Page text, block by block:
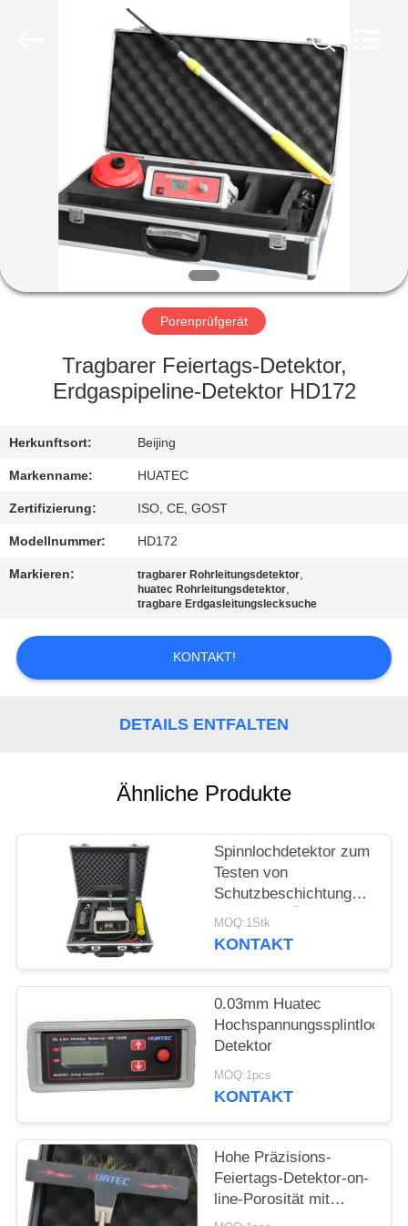
PRODUKTE
ÜBER
FABRIK-
QUALITÄTSKONTROLLE
TRETEN
SIE
MIT
UNS
IN
VERBINDUNG
FORDERN
SIE EIN
PRIVACY
POLICY
Porenprüfgerät
Tragbarer Feiertags-Detektor,
Erdgaspipeline-Detektor HD172
Herkunftsort: Beijing
Markenname: HUATEC
Zertifizierung: ISO, CE, GOST
Modellnummer: HD172
Markieren: tragbarer Rohrleitungsdetektor,
huatec Rohrleitungsdetektor,
tragbare Erdgasleitungslecksuche
KONTAKT!
DETAILS ENTFALTEN
Ähnliche Produkte
Spinnlochdetektor zum
Testen von
Schutzbeschichtungen
Fehler von Öl- und
Gasleitungen, Kabeln,
MOQ:1Stk
KONTAKT
0.03mm Huatec
Hochspannungssplintloch-
Detektor
MOQ:1pcs
KONTAKT
Hohe Präzisions-
Feiertags-Detektor-on-
line-Porosität mit
Digitalanzeige HD-120